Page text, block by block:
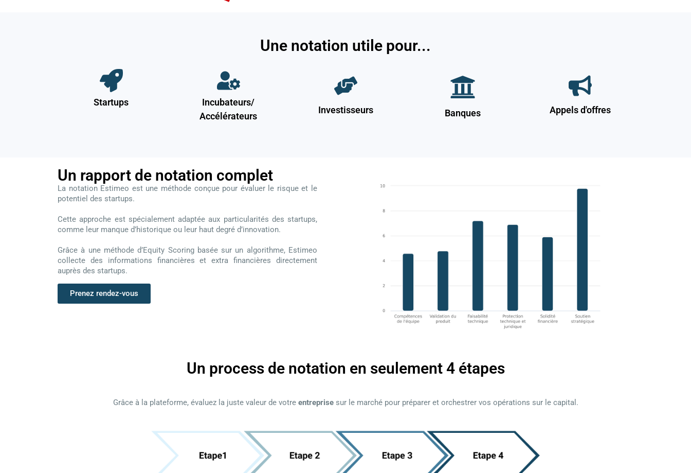
Une notation utile pour...
Startups
Incubateurs/
Accélérateurs
Investisseurs Banques Appels d'offres
Un rapport de notation complet
La notation Estimeo est une méthode conçue pour évaluer le risque et le
potentiel des startups.
Cette approche est spécialement adaptée aux particularités des startups,
comme leur manque d’historique ou leur haut degré d’innovation.
Grâce à une méthode d’Equity Scoring basée sur un algorithme, Estimeo
collecte des informations financières et extra financières directement
auprès des startups.
Prenez rendez-vous
Un process de notation en seulement 4 étapes
Grâce à la plateforme, évaluez la juste valeur de votre entreprisesur le marché pour préparer et orchestrer vos opérations sur le capital.